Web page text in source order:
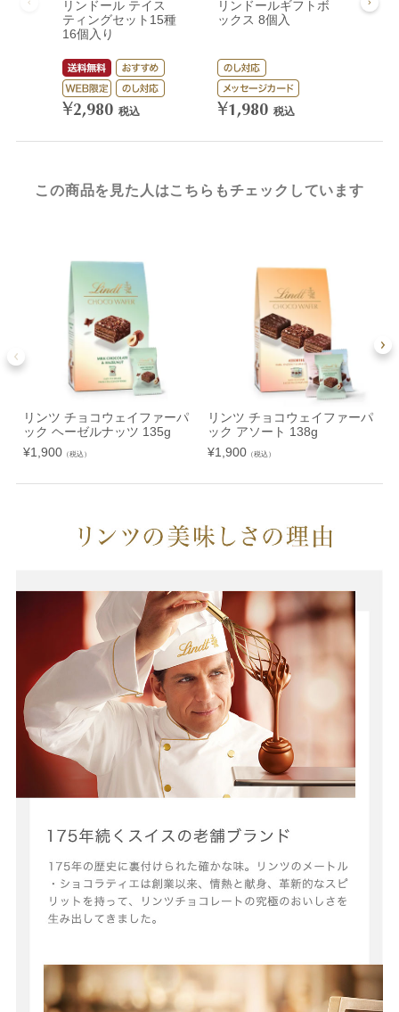
リンドール テイス
ティングセット15種
16個入り
¥2,980 税込
リンドールギフトボ
ックス 8個入
¥1,980 税込
リ
この商品を見た人はこちらもチェックしています
リンツ チョコウェイファーパ
ック ヘーゼルナッツ 135g
¥1,900（税込）
リンツ チョコウェイファーパ
ック アソート 138g
¥1,900（税込）